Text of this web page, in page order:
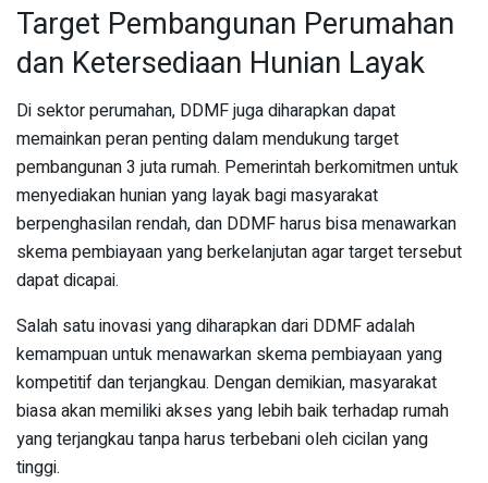
Target Pembangunan Perumahan
dan Ketersediaan Hunian Layak
Di sektor perumahan, DDMF juga diharapkan dapat
memainkan peran penting dalam mendukung target
pembangunan 3 juta rumah. Pemerintah berkomitmen untuk
menyediakan hunian yang layak bagi masyarakat
berpenghasilan rendah, dan DDMF harus bisa menawarkan
skema pembiayaan yang berkelanjutan agar target tersebut
dapat dicapai.
Salah satu inovasi yang diharapkan dari DDMF adalah
kemampuan untuk menawarkan skema pembiayaan yang
kompetitif dan terjangkau. Dengan demikian, masyarakat
biasa akan memiliki akses yang lebih baik terhadap rumah
yang terjangkau tanpa harus terbebani oleh cicilan yang
tinggi.